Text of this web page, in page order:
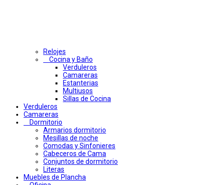
Relojes
Cocina y Baño
Verduleros
Camareras
Estanterias
Multiusos
Sillas de Cocina
Verduleros
Camareras
Dormitorio
Armarios dormitorio
Mesillas de noche
Comodas y Sinfonieres
Cabeceros de Cama
Conjuntos de dormitorio
Literas
Muebles de Plancha